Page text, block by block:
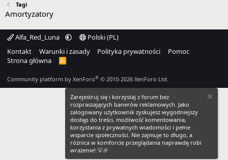
Tagi
Amortyzatory
Alfa_Red_Luna
Polski (PL)
Kontakt
Warunki i zasady Polityka prywatności
Pomoc
Strona główna
R
Community platform by XenForo® © 2010-2026 XenForo Ltd.
Zarejestruj się i korzystaj z forum bez
rozpraszających banerów reklamowych. Jako
zalogowany użytkownik zyskujesz wygodniejszy
dostęp do treści, możliwość komentowania,
korzystania z prywatnych wiadomości i pełne
wsparcie społeczności. Nie zajmuje to długo, a
różnica w komforcie przeglądania naprawdę robi
wrażenie! 💡🎉